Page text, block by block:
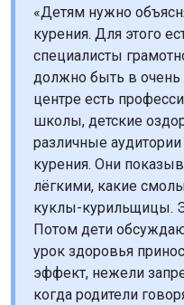
«Детям нужно
курения. Для этого
специалисты
должно быть в очень
центре есть
школы, детские
различные
курения. Они
лёгкими, какие
куклы-курильщицы.
Потом дети
урок здоровья
эффект, нежели
когда родители